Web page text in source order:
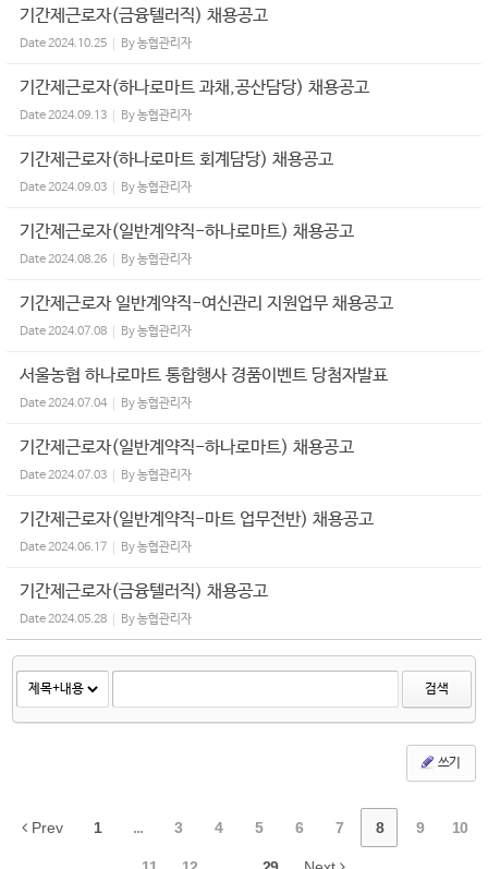
기간제근로자(금융텔러직) 채용공고
Date2024.10.25 By농협관리자
기간제근로자(하나로마트 과채,공산담당) 채용공고
Date2024.09.13 By농협관리자
기간제근로자(하나로마트 회계담당) 채용공고
Date2024.09.03 By농협관리자
기간제근로자(일반계약직-하나로마트) 채용공고
Date2024.08.26 By농협관리자
기간제근로자 일반계약직-여신관리 지원업무 채용공고
Date2024.07.08 By농협관리자
서울농협 하나로마트 통합행사 경품이벤트 당첨자발표
Date2024.07.04 By농협관리자
기간제근로자(일반계약직-하나로마트) 채용공고
Date2024.07.03 By농협관리자
기간제근로자(일반계약직-마트 업무전반) 채용공고
Date2024.06.17 By농협관리자
기간제근로자(금융텔러직) 채용공고
Date2024.05.28 By농협관리자
검색
쓰기
Prev 1 ... 3 4 5 6 7 8 9 10